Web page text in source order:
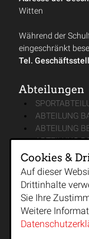
Witten
Während der
eingeschränkt
Tel.
Abteilungen
ABTEILUNG
ABTEILUNG
ABTEILUNG
ABTEILUNG
ABTEILUNG
ABTEILUNG
ABTEILUNG
ABTEILUNG
ABTEILUNG
Cookies &
Auf dieser
Drittinhalte
Sie Ihre
Weitere